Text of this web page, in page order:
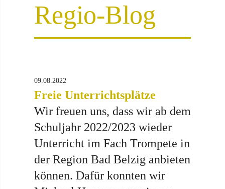
Regio-Blog
09.08.2022
Freie Unterrichtsplätze
Wir freuen uns, dass wir ab dem
Schuljahr 2022/2023 wieder
Unterricht im Fach Trompete in
der Region Bad Belzig anbieten
können. Dafür konnten wir